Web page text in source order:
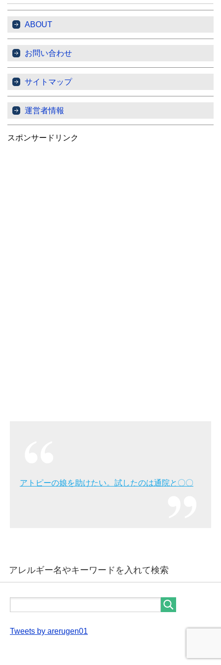
ABOUT
お問い合わせ
サイトマップ
運営者情報
スポンサードリンク
アトピーの娘を助けたい。試したのは通院と〇〇
アレルギー名やキーワードを入れて検索
Tweets by arerugen01